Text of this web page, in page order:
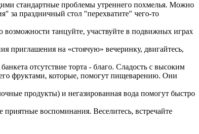
стандартные проблемы утреннего похмелья. Можно
за праздничный стол "перехватите" чего-то
возможности танцуйте, участвуйте в подвижных играх
приглашения на «стоячую» вечеринку, двигайтесь,
отсутствие торта - благо. Сладость с высоким
фруктами, которые, помогут пищеварению. Они
продукты) и негазированная вода помогут быстро
воспоминания. Веселитесь, встречайте